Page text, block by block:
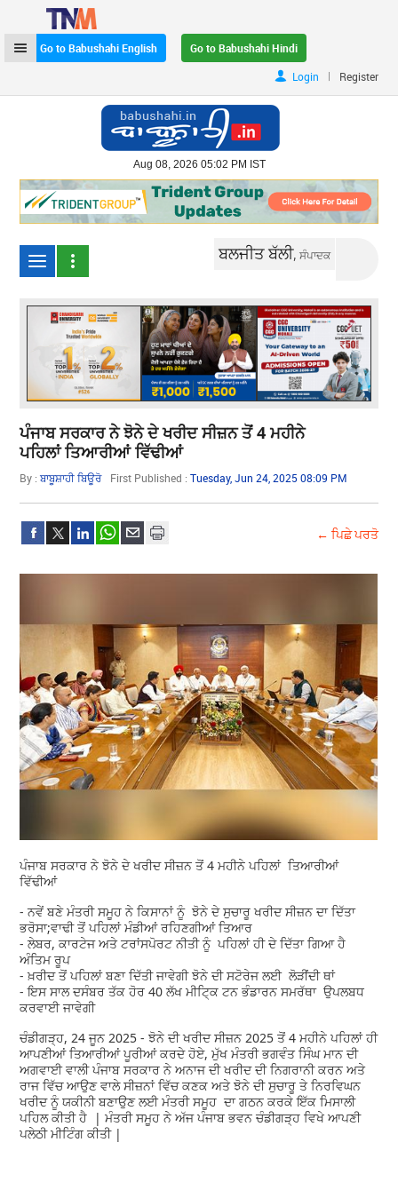
Go to Babushahi English
Go to Babushahi Hindi
Login
| Register
Aug 08, 2026 05:02 PM IST
ਬਲਜੀਤ ਬੱਲੀ,ਸੰਪਾਦਕ
ਪੰਜਾਬ ਸਰਕਾਰ ਨੇ ਝੋਨੇ ਦੇ ਖਰੀਦ ਸੀਜ਼ਨ ਤੋਂ 4 ਮਹੀਨੇ
ਪਹਿਲਾਂ ਤਿਆਰੀਆਂ ਵਿੱਢੀਆਂ
By :ਬਾਬੂਸ਼ਾਹੀ ਬਿਊਰੋ First Published :Tuesday, Jun 24, 2025 08:09 PM
← ਪਿਛੇ ਪਰਤੋ
ਪੰਜਾਬ ਸਰਕਾਰ ਨੇ ਝੋਨੇ ਦੇ ਖਰੀਦ ਸੀਜ਼ਨ ਤੋਂ 4 ਮਹੀਨੇ ਪਹਿਲਾਂ ਤਿਆਰੀਆਂ
ਵਿੱਢੀਆਂ
- ਨਵੇਂ ਬਣੇ ਮੰਤਰੀ ਸਮੂਹ ਨੇ ਕਿਸਾਨਾਂ ਨੂੰ ਝੋਨੇ ਦੇ ਸੁਚਾਰੂ ਖਰੀਦ ਸੀਜ਼ਨ ਦਾ ਦਿੱਤਾ
ਭਰੋਸਾ;ਵਾਢੀ ਤੋਂ ਪਹਿਲਾਂ ਮੰਡੀਆਂ ਰਹਿਣਗੀਆਂ ਤਿਆਰ
- ਲੇਬਰ, ਕਾਰਟੇਜ ਅਤੇ ਟਰਾਂਸਪੋਰਟ ਨੀਤੀ ਨੂੰ ਪਹਿਲਾਂ ਹੀ ਦੇ ਦਿੱਤਾ ਗਿਆ ਹੈ
ਅੰਤਿਮ ਰੂਪ
- ਖ਼ਰੀਦ ਤੋਂ ਪਹਿਲਾਂ ਬਣਾ ਦਿੱਤੀ ਜਾਵੇਗੀ ਝੋਨੇ ਦੀ ਸਟੋਰੇਜ ਲਈ ਲੋੜੀਂਦੀ ਥਾਂ
- ਇਸ ਸਾਲ ਦਸੰਬਰ ਤੱਕ ਹੋਰ 40 ਲੱਖ ਮੀਟਿ੍ਕ ਟਨ ਭੰਡਾਰਨ ਸਮਰੱਥਾ ਉਪਲਬਧ
ਕਰਵਾਈ ਜਾਵੇਗੀ
ਚੰਡੀਗੜ੍ਹ, 24 ਜੂਨ 2025 - ਝੋਨੇ ਦੀ ਖਰੀਦ ਸੀਜ਼ਨ 2025 ਤੋਂ 4 ਮਹੀਨੇ ਪਹਿਲਾਂ ਹੀ
ਆਪਣੀਆਂ ਤਿਆਰੀਆਂ ਪੂਰੀਆਂ ਕਰਦੇ ਹੋਏ, ਮੁੱਖ ਮੰਤਰੀ ਭਗਵੰਤ ਸਿੰਘ ਮਾਨ ਦੀ
ਅਗਵਾਈ ਵਾਲੀ ਪੰਜਾਬ ਸਰਕਾਰ ਨੇ ਅਨਾਜ ਦੀ ਖਰੀਦ ਦੀ ਨਿਗਰਾਨੀ ਕਰਨ ਅਤੇ
ਰਾਜ ਵਿੱਚ ਆਉਣ ਵਾਲੇ ਸੀਜ਼ਨਾਂ ਵਿੱਚ ਕਣਕ ਅਤੇ ਝੋਨੇ ਦੀ ਸੁਚਾਰੂ ਤੇ ਨਿਰਵਿਘਨ
ਖਰੀਦ ਨੂੰ ਯਕੀਨੀ ਬਣਾਉਣ ਲਈ ਮੰਤਰੀ ਸਮੂਹ ਦਾ ਗਠਨ ਕਰਕੇ ਇੱਕ ਮਿਸਾਲੀ
ਪਹਿਲ ਕੀਤੀ ਹੈ | ਮੰਤਰੀ ਸਮੂਹ ਨੇ ਅੱਜ ਪੰਜਾਬ ਭਵਨ ਚੰਡੀਗੜ੍ਹ ਵਿਖੇ ਆਪਣੀ
ਪਲੇਠੀ ਮੀਟਿੰਗ ਕੀਤੀ |